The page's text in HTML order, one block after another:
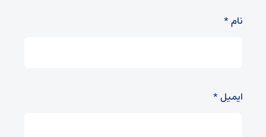
نام*
ایمیل*